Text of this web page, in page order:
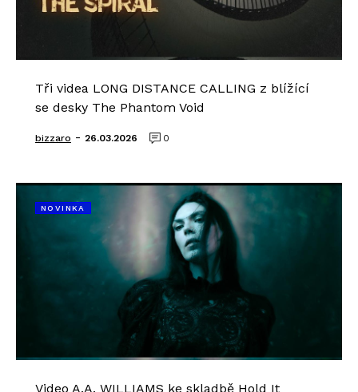
Tři videa LONG DISTANCE CALLING z blížící
se desky The Phantom Void
bizzaro - 26.03.2026 0
NOVINKA
Video A.A. WILLIAMS ke skladbě Hold It